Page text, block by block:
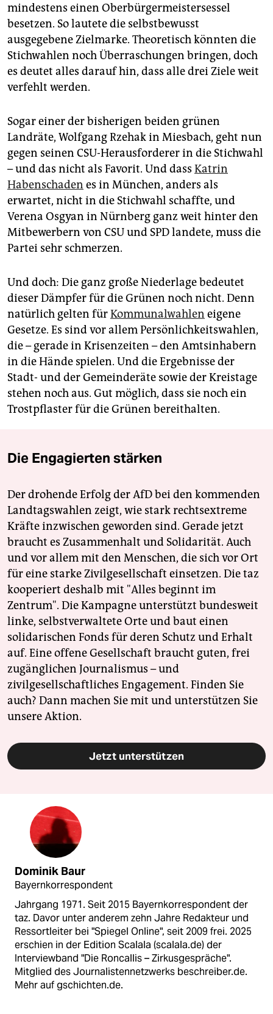
mindestens einen Oberbürgermeistersessel
besetzen. So lautete die selbstbewusst
ausgegebene Zielmarke. Theoretisch könnten die
Stichwahlen noch Überraschungen bringen, doch
es deutet alles darauf hin, dass alle drei Ziele weit
verfehlt werden.
Sogar einer der bisherigen beiden grünen
Landräte, Wolfgang Rzehak in Miesbach, geht nun
gegen seinen CSU-Herausforderer in die Stichwahl
– und das nicht als Favorit. Und dass Katrin
Habenschaden es in München, anders als
erwartet, nicht in die Stichwahl schaffte, und
Verena Osgyan in Nürnberg ganz weit hinter den
Mitbewerbern von CSU und SPD landete, muss die
Partei sehr schmerzen.
Und doch: Die ganz große Niederlage bedeutet
dieser Dämpfer für die Grünen noch nicht. Denn
natürlich gelten fürKommunalwahlen eigene
Gesetze. Es sind vor allem Persönlichkeitswahlen,
die – gerade in Krisenzeiten – den Amtsinhabern
in die Hände spielen. Und die Ergebnisse der
Stadt- und der Gemeinderäte sowie der Kreistage
stehen noch aus. Gut möglich, dass sie noch ein
Trostpflaster für die Grünen bereithalten.
Die Engagierten stärken
Der drohende Erfolg der AfD bei den kommenden
Landtagswahlen zeigt, wie stark rechtsextreme
Kräfte inzwischen geworden sind. Gerade jetzt
braucht es Zusammenhalt und Solidarität. Auch
und vor allem mit den Menschen, die sich vor Ort
für eine starke Zivilgesellschaft einsetzen. Die taz
kooperiert deshalb mit "Alles beginnt im
Zentrum". Die Kampagne unterstützt bundesweit
linke, selbstverwaltete Orte und baut einen
solidarischen Fonds für deren Schutz und Erhalt
auf. Eine offene Gesellschaft braucht guten, frei
zugänglichen Journalismus – und
zivilgesellschaftliches Engagement. Finden Sie
auch? Dann machen Sie mit und unterstützen Sie
unsere Aktion.
Jetzt unterstützen
Dominik Baur
Bayernkorrespondent
Jahrgang 1971. Seit 2015 Bayernkorrespondent der
taz. Davor unter anderem zehn Jahre Redakteur und
Ressortleiter bei "Spiegel Online", seit 2009 frei. 2025
erschien in der Edition Scalala (scalala.de) der
Interviewband "Die Roncallis – Zirkusgespräche".
Mitglied des Journalistennetzwerks beschreiber.de.
Mehr auf gschichten.de.